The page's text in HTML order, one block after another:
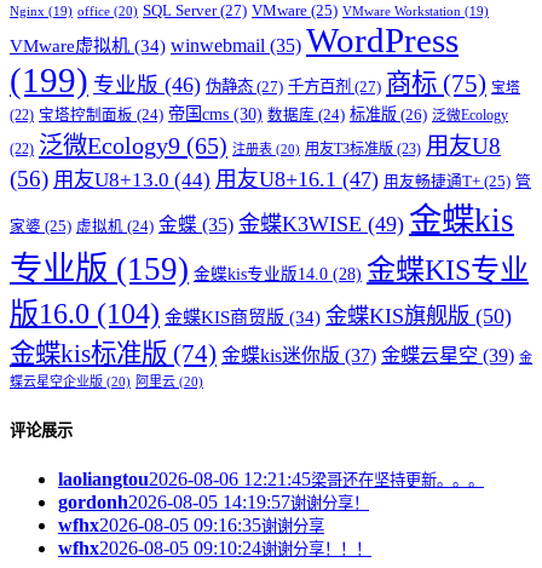
Nginx (19) office (20) SQL Server(27) VMware (25) VMware Workstation (19)
VMware虚拟机 (34) winwebmail (35) WordPress
(199) 专业版 (46) 伪静态 (27) 千方百剂 (27) 商标 (75) 宝塔
(22) 宝塔控制面板 (24) 帝国cms (30) 数据库 (24) 标准版 (26) 泛微Ecology
(22) 泛微Ecology9 (65) 注册表 (20) 用友T3标准版 (23) 用友U8
(56) 用友U8+13.0 (44) 用友U8+16.1 (47) 用友畅捷通T+ (25) 管
家婆 (25) 虚拟机 (24) 金蝶 (35) 金蝶K3WISE (49) 金蝶kis
专业版 (159) 金蝶kis专业版14.0 (28) 金蝶KIS专业
版16.0 (104) 金蝶KIS商贸版 (34) 金蝶KIS旗舰版 (50)
金蝶kis标准版 (74) 金蝶kis迷你版 (37) 金蝶云星空 (39) 金
蝶云星空企业版 (20) 阿里云 (20)
评论展示
laoliangtou2026-08-06 12:21:45梁哥还在坚持更新。。。
gordonh2026-08-05 14:19:57谢谢分享！
wfhx2026-08-05 09:16:35谢谢分享
wfhx2026-08-05 09:10:24谢谢分享！！！